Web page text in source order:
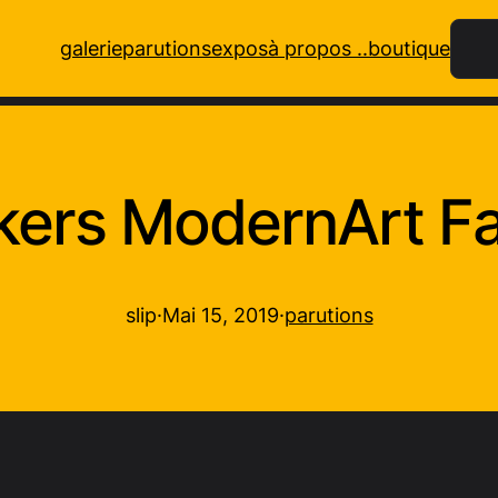
galerieparutionsexposà propos ..boutique
ModernArt
slip·Mai 15, 2019·parutions